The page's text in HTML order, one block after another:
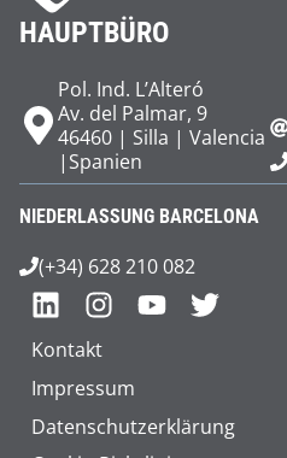
HAUPTBÜRO
Pol. Ind. L’Alteró
Av. del Palmar, 9
46460 | Silla | Valencia
|Spanien
NIEDERLASSUNG BARCELONA
(+34) 628 210 082
Kontakt
Impressum
Datenschutzerklärung